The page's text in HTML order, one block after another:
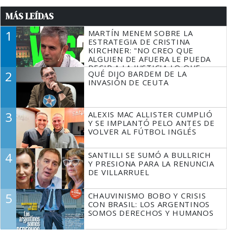
MÁS LEÍDAS
1
MARTÍN MENEM SOBRE LA
ESTRATEGIA DE CRISTINA
KIRCHNER: "NO CREO QUE
ALGUIEN DE AFUERA LE PUEDA
DECIR A LA JUSTICIA LO QUE
TIENE QUE HACER"
2
QUÉ DIJO BARDEM DE LA
INVASIÓN DE CEUTA
3
ALEXIS MAC ALLISTER CUMPLIÓ
Y SE IMPLANTÓ PELO ANTES DE
VOLVER AL FÚTBOL INGLÉS
4
SANTILLI SE SUMÓ A BULLRICH
Y PRESIONA PARA LA RENUNCIA
DE VILLARRUEL
5
CHAUVINISMO BOBO Y CRISIS
CON BRASIL: LOS ARGENTINOS
SOMOS DERECHOS Y HUMANOS